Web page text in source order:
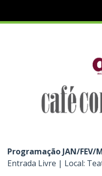
Programação JAN/FEV/
Entrada Livre | Local: